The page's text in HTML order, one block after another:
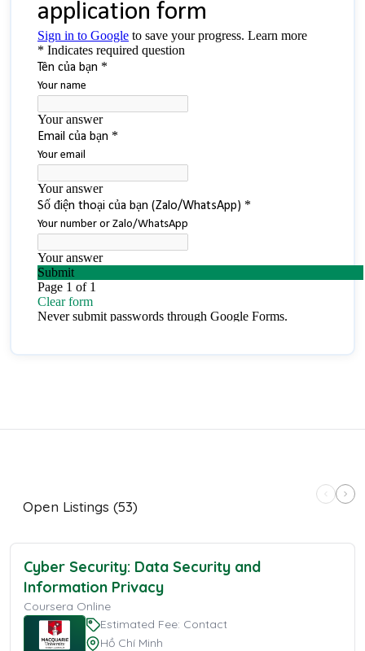
Open Listings (53)
Cyber Security: Data Security and
Information Privacy
Coursera Online
Estimated Fee: Contact
Hồ Chí Minh